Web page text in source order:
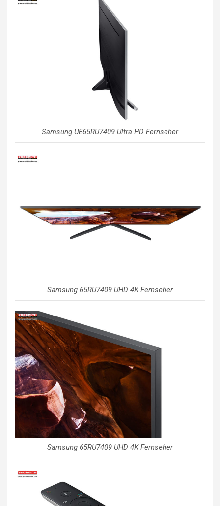
Samsung UE65RU7409 Ultra HD Fernseher
Samsung 65RU7409 UHD 4K Fernseher
Samsung 65RU7409 UHD 4K Fernseher